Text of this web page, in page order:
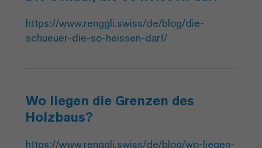
https://www.renggli.swiss/de/blog/die-
schueuer-die-so-heissen-darf/
Wo liegen die Grenzen des
Holzbaus?
https://www.renggli.swiss/de/blog/wo-liegen-